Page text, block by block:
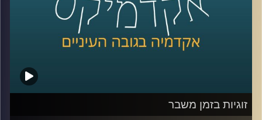
קרדיט תמונות:AudioVersity
זוגיות בזמן משבר